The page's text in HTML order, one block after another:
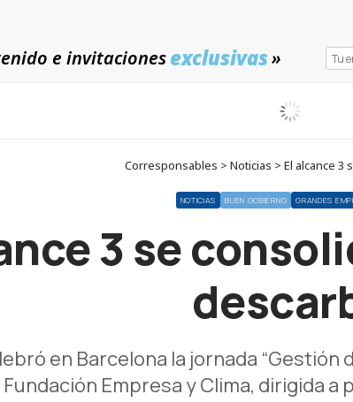
e invitacionesexclusivas»
Corresponsables > Noticias > El alcance
NOTICIAS BUEN GOBIERNO GRANDES
3 se
en Barcelona la jornada
Fundación Empresa y Clima, dirigida